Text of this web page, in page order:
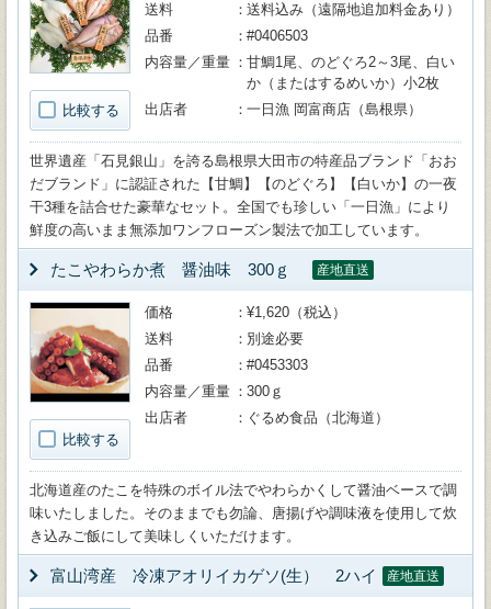
比較する
送料
送料込み（遠隔地追加料金あり）
品番
#0406503
内容量／重量
甘鯛1尾、のどぐろ2～3尾、白い
か（またはするめいか）小2枚
出店者
一日漁 岡富商店（島根県）
世界遺産「石見銀山」を誇る島根県大田市の特産品ブランド「おお
だブランド」に認証された【甘鯛】【のどぐろ】【白いか】の一夜
干3種を詰合せた豪華なセット。全国でも珍しい「一日漁」により
鮮度の高いまま無添加ワンフローズン製法で加工しています。
たこやわらか煮 醤油味 300ｇ 産地直送
比較する
価格
¥1,620（税込）
送料
別途必要
品番
#0453303
内容量／重量
300ｇ
出店者
ぐるめ食品（北海道）
北海道産のたこを特殊のボイル法でやわらかくして醤油ベースで調
味いたしました。そのままでも勿論、唐揚げや調味液を使用して炊
き込みご飯にして美味しくいただけます。
富山湾産 冷凍アオリイカゲソ(生） 2ハイ 産地直送